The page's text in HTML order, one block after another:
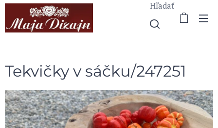
Hľadať
Tekvičky v sáčku/247251